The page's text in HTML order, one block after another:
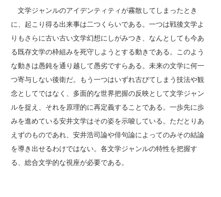
文学ジャンルのアイデンティティが霧散してしまったとき
に、起こり得る出来事は二つくらいである。一つは戦後文学よ
りもさらに古い古い文学幻想にしがみつき、なんとしても今あ
る既存文学の枠組みを死守しようとする動きである。このよう
な動きは愚鈍を通り越して愚劣ですらある。未来の文学に何一
つ寄与しない後衛だ。もう一つはいずれ古びてしまう技法や観
念としてではなく、多面的な世界把握の反映として文学ジャン
ルを捉え、それを原理的に再定義することである。一歩先に歩
みを進めている安井文学はその姿を示唆している。ただとりあ
えずのものであれ、安井浩司論や俳句論によってのみその結論
を導き出せるわけではない。各文学ジャンルの特性を把握す
る、総合文学的な視座が必要である。